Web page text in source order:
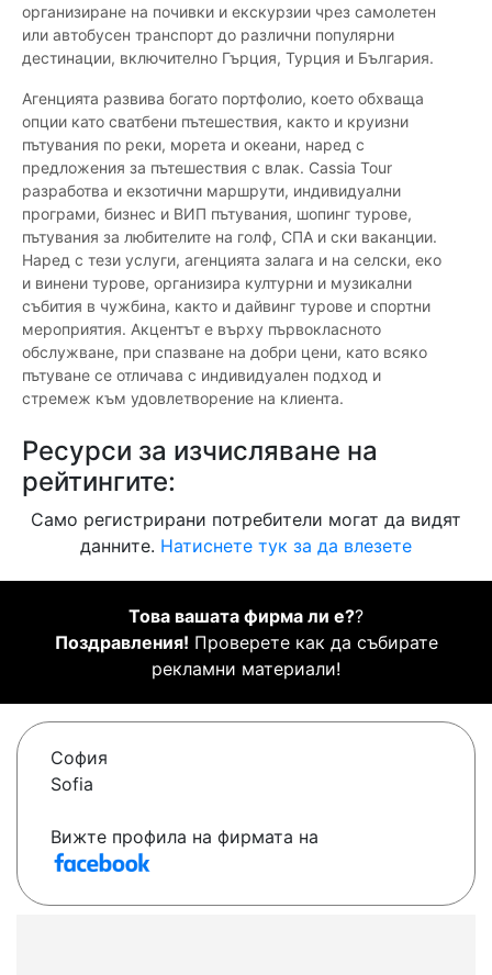
организиране на почивки и екскурзии чрез самолетен
или автобусен транспорт до различни популярни
дестинации, включително Гърция, Турция и България.
Агенцията развива богато портфолио, което обхваща
опции като сватбени пътешествия, както и круизни
пътувания по реки, морета и океани, наред с
предложения за пътешествия с влак. Cassia Tour
разработва и екзотични маршрути, индивидуални
програми, бизнес и ВИП пътувания, шопинг турове,
пътувания за любителите на голф, СПА и ски ваканции.
Наред с тези услуги, агенцията залага и на селски, еко
и винени турове, организира културни и музикални
събития в чужбина, както и дайвинг турове и спортни
мероприятия. Акцентът е върху първокласното
обслужване, при спазване на добри цени, като всяко
пътуване се отличава с индивидуален подход и
стремеж към удовлетворение на клиента.
Ресурси за изчисляване на
рейтингите:
Само регистрирани потребители могат да видят
данните. Натиснете тук за да влезете
Това вашата фирма ли е??
Поздравления! Проверете как да събирате
рекламни материали!
София
Sofia
Вижте профила на фирмата на